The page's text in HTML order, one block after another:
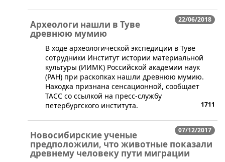
22/06/2018
Археологи нашли в Туве
древнюю мумию
​В ходе археологической экспедиции в Туве
сотрудники Институт истории материальной
культуры (ИИМК) Российской академии наук
(РАН) при раскопках нашли древнюю мумию.
Находка признана сенсационной, сообщает
ТАСС со ссылкой на пресс-службу
петербургского института.
1711
07/12/2017
Новосибирские ученые
предположили, что животные показали
древнему человеку пути миграции